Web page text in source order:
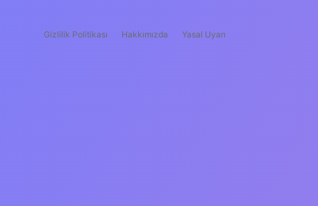
Gizlilik Politikası Hakkımızda Yasal Uyarı